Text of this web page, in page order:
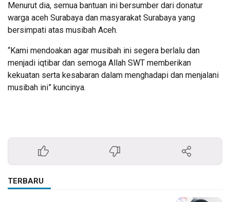
Menurut dia, semua bantuan ini bersumber dari donatur
warga aceh Surabaya dan masyarakat Surabaya yang
bersimpati atas musibah Aceh.
“Kami mendoakan agar musibah ini segera berlalu dan
menjadi iqtibar dan semoga Allah SWT memberikan
kekuatan serta kesabaran dalam menghadapi dan menjalani
musibah ini” kuncinya.
TERBARU